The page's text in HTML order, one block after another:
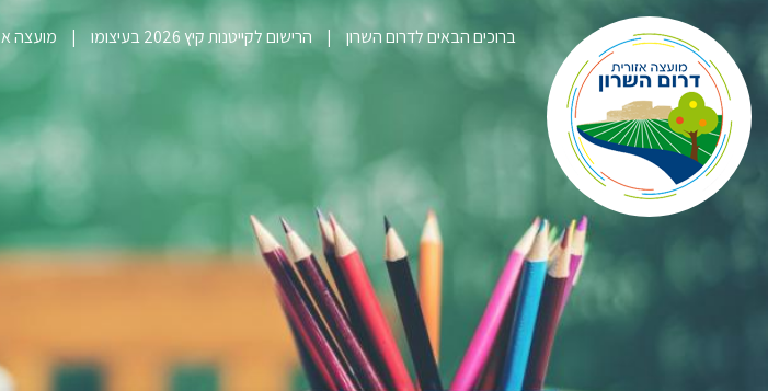
ברוכים הבאים לדרום השרון הרישום לקייטנות קיץ 2026 בעיצומו מועצה